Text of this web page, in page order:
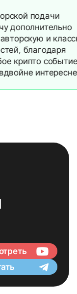
подачи
и классную
благодаря
событие
интереснее.